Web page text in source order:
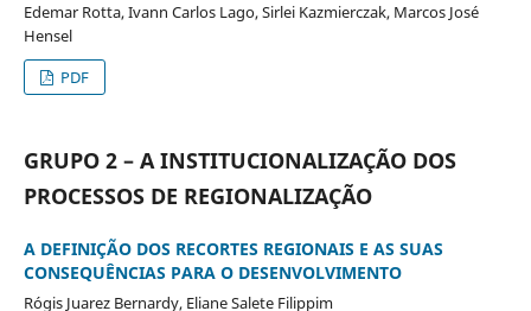
Edemar Rotta, Ivann Carlos Lago, Sirlei Kazmierczak, Marcos José
Hensel
PDF
GRUPO 2 – A INSTITUCIONALIZAÇÃO DOS
PROCESSOS DE REGIONALIZAÇÃO
A DEFINIÇÃO DOS RECORTES REGIONAIS E AS SUAS
CONSEQUÊNCIAS PARA O DESENVOLVIMENTO
Rógis Juarez Bernardy, Eliane Salete Filippim